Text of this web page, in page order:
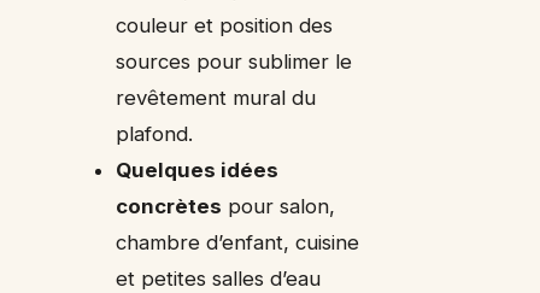
couleur et position des
sources pour sublimer le
revêtement mural du
plafond.
Quelques idées
concrètes pour salon,
chambre d’enfant, cuisine
et petites salles d’eau